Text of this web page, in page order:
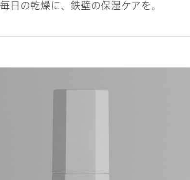
毎日の乾燥に、鉄壁の保湿ケアを。